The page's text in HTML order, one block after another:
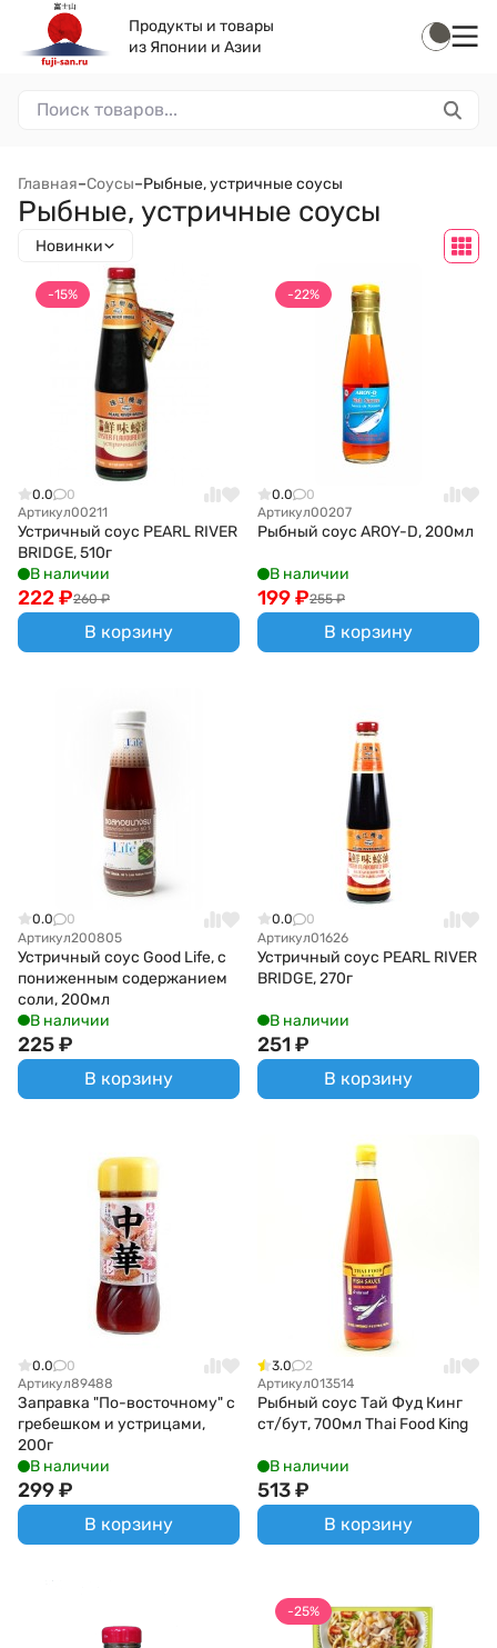
Продукты и товары
из Японии и Азии
Главная–Соусы–Рыбные, устричные соусы
Рыбные, устричные соусы
Новинки
-15%
0.0
0
Артикул00211
Устричный соус PEARL RIVER
BRIDGE, 510г
В наличии
260 ₽
222₽
В корзину
-22%
0.0
0
Артикул00207
Рыбный соус AROY-D, 200мл
В наличии
255 ₽
199₽
В корзину
0.0
0
Артикул200805
Устричный соус Good Life, с
пониженным содержанием
соли, 200мл
В наличии
225₽
В корзину
0.0
0
Артикул01626
Устричный соус PEARL RIVER
BRIDGE, 270г
В наличии
251 ₽
В корзину
0.0
0
Артикул89488
Заправка "По-восточному" с
гребешком и устрицами,
200г
В наличии
299₽
В корзину
3.0
2
Артикул013514
Рыбный соус Тай Фуд Кинг
ст/бут, 700мл Thai Food King
В наличии
513₽
В корзину
-25%